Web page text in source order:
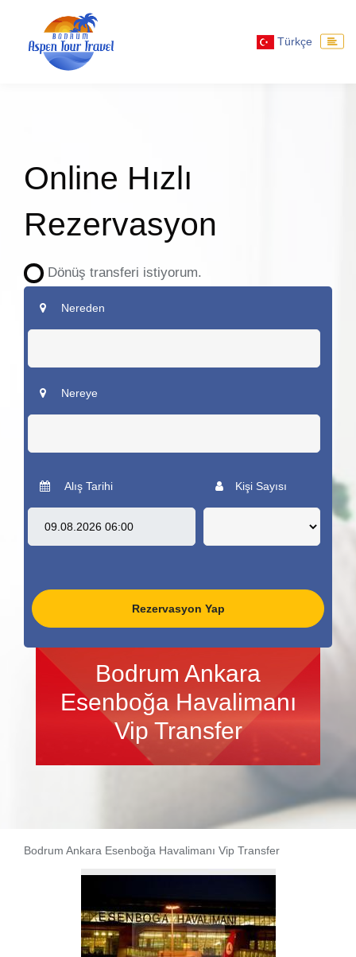
Türkçe
Online Hızlı
Rezervasyon
Dönüş transferi istiyorum.
Nereden
Nereye
Alış Tarihi Kişi Sayısı
Rezervasyon Yap
Bodrum Ankara
Esenboğa Havalimanı
Vip Transfer
Bodrum Ankara Esenboğa Havalimanı Vip Transfer